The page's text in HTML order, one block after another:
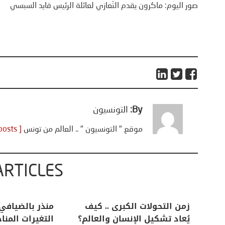
صور اليوم: ماكرون يقدم التّعازي لعائلة الرئيس قايد السبسي
By: التونسيون
موقع " التونسيون " .. العالم من تونس [ View all posts ]
زمن التحولات
يُعاد تشكيل
تحليل اخباري/ أمريكا وايران:
عودة الحرب .. و “هرمز” مربط